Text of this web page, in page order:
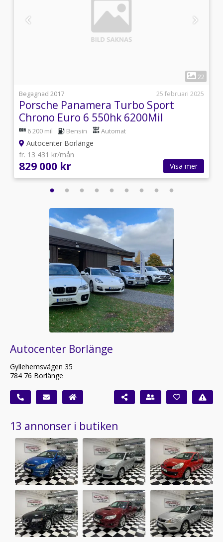
22
Begagnad 2017
25 februari 2025
Porsche Panamera Turbo Sport
Chrono Euro 6 550hk 6200Mil
6 200 mil Bensin Automat
Autocenter Borlänge
fr. 13 431 kr/mån
829 000 kr Visa mer
Autocenter Borlänge
Gyllehemsvägen 35
784 76 Borlänge
13 annonser i butiken